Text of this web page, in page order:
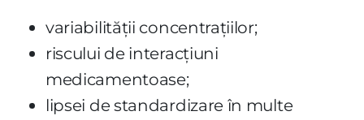
variabilității concentrațiilor;
riscului de interacțiuni
medicamentoase;
lipsei de standardizare în multe